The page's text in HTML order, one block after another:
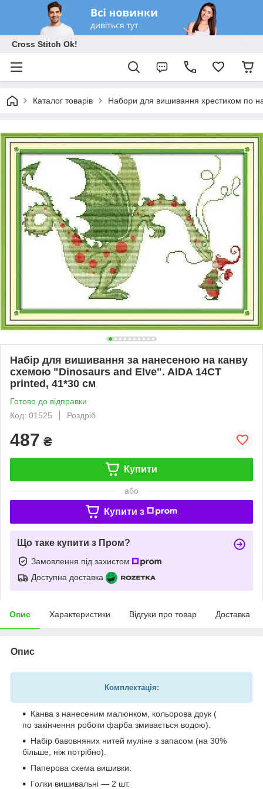
Cross Stitch Ok!
Каталог товарів Набори для вишивання хрестиком по
Набір для вишивання за нанесеною на канву
схемою "Dinosaurs and Elve". AIDA 14CT
printed, 41*30 см
Готово до відправки
Код: 01525
Роздріб
487 ₴
Купити
або
Купити з
Що таке купити з Пром?
Замовлення під захистом
Доступна доставка
Опис Характеристики Відгуки про товар Доставка
Опис
Комплектація:
Канва з нанесеним малюнком, кольорова друк (
по закінчення роботи фарба змивається водою).
Набір бавовняних нитей муліне з запасом (на 30%
більше, ніж потрібно).
Паперова схема вишивки.
Голки вишивальні — 2 шт.